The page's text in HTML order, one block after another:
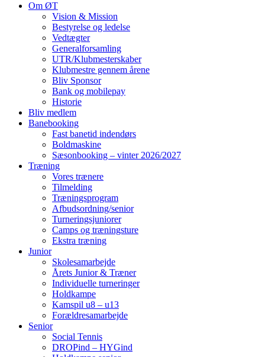
Om ØT
Vision & Mission
Bestyrelse og ledelse
Vedtægter
Generalforsamling
UTR/Klubmesterskaber
Klubmestre gennem årene
Bliv Sponsor
Bank og mobilepay
Historie
Bliv medlem
Banebooking
Fast banetid indendørs
Boldmaskine
Sæsonbooking – vinter 2026/2027
Træning
Vores trænere
Tilmelding
Træningsprogram
Afbudsordning/senior
Turneringsjuniorer
Camps og træningsture
Ekstra træning
Junior
Skolesamarbejde
Årets Junior & Træner
Individuelle turneringer
Holdkampe
Kamspil u8 – u13
Forældresamarbejde
Senior
Social Tennis
DROPind – HYGind